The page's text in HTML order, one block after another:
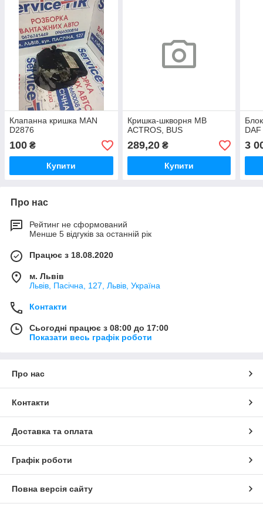
Клапанна кришка MAN
D2876
100 ₴
Купити
Кришка-шкворня MB
ACTROS, BUS
289,20₴
Купити
3
Про нас
Рейтинг не сформований
Менше 5 відгуків за останній рік
Працює з 18.08.2020
м. Львів
Львів, Пасічна, 127, Львів, Україна
Контакти
Сьогодні працює з 08:00 до 17:00
Показати весь графік роботи
Про нас
Контакти
Доставка та оплата
Графік роботи
Повна версія сайту